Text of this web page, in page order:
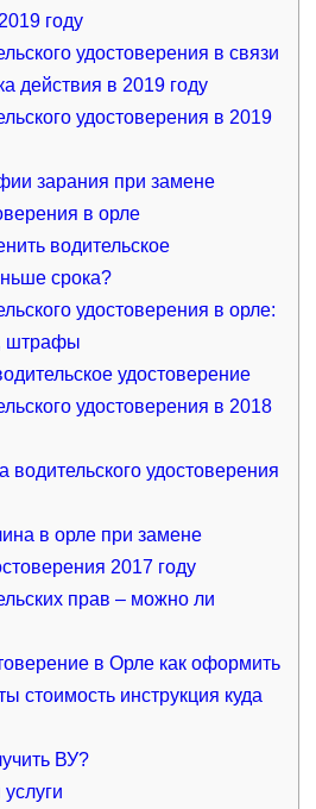
году
удостоверения в связи
действия в 2019 году
удостоверения в 2019
зарания при замене
в орле
водительское
срока?
удостоверения в орле:
штрафы
удостоверение
удостоверения в 2018
водительского удостоверения
в орле при замене
2017 году
прав – можно ли
в Орле как оформить
стоимость инструкция куда
ВУ?